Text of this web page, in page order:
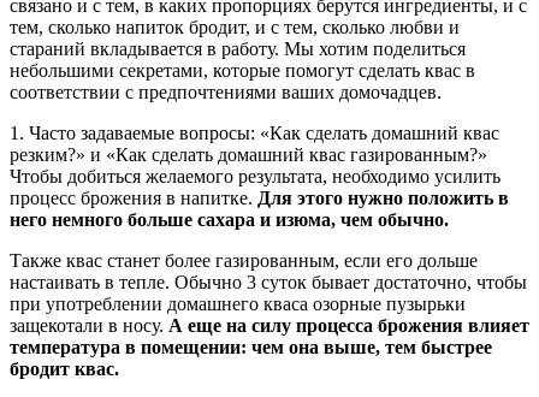
связано и с тем, в каких пропорциях берутся ингредиенты, и с
тем, сколько напиток бродит, и с тем, сколько любви и
стараний вкладывается в работу. Мы хотим поделиться
небольшими секретами, которые помогут сделать квас в
соответствии с предпочтениями ваших домочадцев.
1. Часто задаваемые вопросы: «Как сделать домашний квас
резким?» и «Как сделать домашний квас газированным?»
Чтобы добиться желаемого результата, необходимо усилить
процесс брожения в напитке. Для этого нужно положить в
него немного больше сахара и изюма, чем обычно.
Также квас станет более газированным, если его дольше
настаивать в тепле. Обычно 3 суток бывает достаточно, чтобы
при употреблении домашнего кваса озорные пузырьки
защекотали в носу. А еще на силу процесса брожения влияет
температура в помещении: чем она выше, тем быстрее
бродит квас.